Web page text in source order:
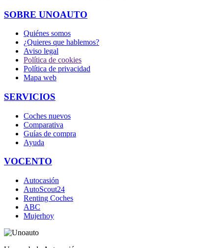
SOBRE UNOAUTO
Quiénes somos
¿Quieres que hablemos?
Aviso legal
Política de cookies
Política de privacidad
Mapa web
SERVICIOS
Coches nuevos
Comparativa
Guías de compra
Ayuda
VOCENTO
Autocasión
AutoScout24
Renting Coches
ABC
Mujerhoy